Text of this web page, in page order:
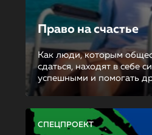
Право на счастье
Как люди, которым
сдаться, находят в себе
успешными и помогать
СПЕЦПРОЕКТ